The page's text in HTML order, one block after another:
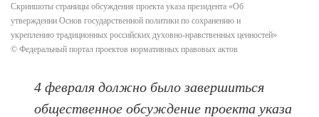
Скриншоты страницы обсуждения проекта указа президента «Об
утверждении Основ государственной политики по сохранению и
укреплению традиционных российских духовно-нравственных ценностей»
© Федеральный портал проектов нормативных правовых актов
4 февраля должно было завершиться
общественное обсуждение проекта указа